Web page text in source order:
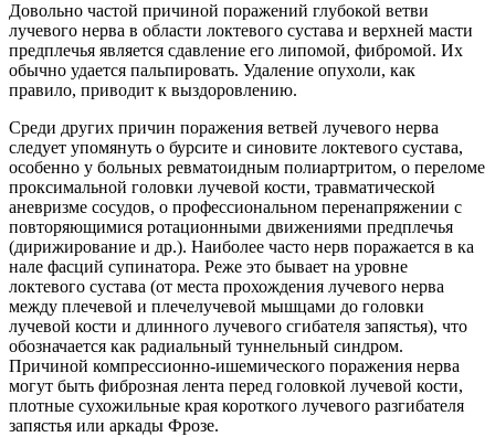
Довольно частой причиной поражений глубокой ветви
лучевого нерва в области локтевого сустава и верхней масти
предплечья является сдавление его липомой, фибромой. Их
обычно удается пальпировать. Удаление опухоли, как
правило, приводит к выздоровлению.
Среди других причин поражения ветвей лучевого нерва
следует упомянуть о бурсите и синовите локтевого сустава,
особенно у больных ревматоидным полиартритом, о переломе
проксимальной головки лучевой кости, травматической
аневризме сосудов, о профессиональном перенапряжении с
повторяющимися ротационными движениями предплечья
(дирижирование и др.). Наиболее часто нерв поражается в ка
нале фасций супинатора. Реже это бывает на уровне
локтевого сустава (от места прохождения лучевого нерва
между плечевой и плечелучевой мышцами до головки
лучевой кости и длинного лучевого сгибателя запястья), что
обозначается как радиальный туннельный синдром.
Причиной компрессионно-ишемического поражения нерва
могут быть фиброзная лента перед головкой лучевой кости,
плотные сухожильные края короткого лучевого разгибателя
запястья или аркады Фрозе.